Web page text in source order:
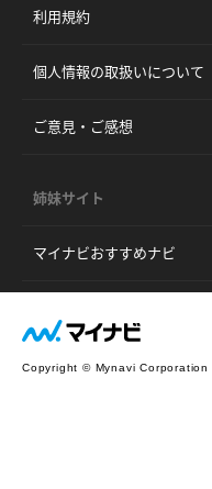
利用規約
個人情報の取扱いについて
ご意見・ご感想
姉妹サイト
マイナビおすすめナビ
Copyright © Mynavi Corporation